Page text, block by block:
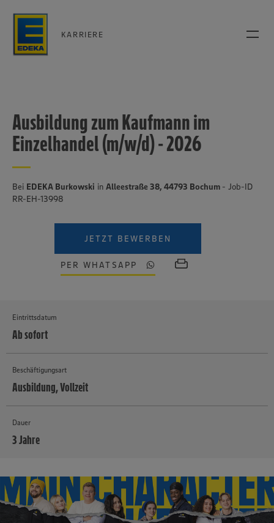
KARRIERE
Ausbildung zum Kaufmann im
Einzelhandel (m/w/d) - 2026
Bei EDEKA Burkowski in Alleestraße 38, 44793 Bochum - Job-ID
RR-EH-13998
JETZT BEWERBEN
PER WHATSAPP
Eintrittsdatum
Ab sofort
Beschäftigungsart
Ausbildung, Vollzeit
Dauer
3 Jahre